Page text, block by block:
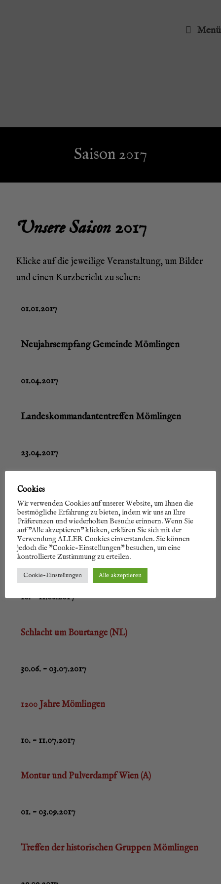
Menü
Sai­son 2017
Unse­re Sai­son 2017
Kli­cke auf die jewei­li­ge Ver­an­stal­tung, um Bil­der
und einen Kurz­be­richt zu sehen:
01.01.2017
Neu­jahrs­emp­fang Gemein­de Mömlingen
01.04.2017
Lan­des­kom­man­dan­ten­tref­fen Mömlingen
23.04.2017
St. Georgs­tag Bad Mergentheim
20. – 21.05.2017
Drill­wo­chen­en­de Mömlingen
10. – 11.06.2017
Schlacht um Bour­tan­ge (NL)
30.06. – 03.07.2017
1200 Jah­re Mömlingen
10. – 11.07.2017
Mon­tur und Pul­ver­dampf Wien (A)
01. – 03.09.2017
Tref­fen der his­to­ri­schen Grup­pen Mömlingen
Cookies
Wir verwenden Cookies auf unserer Website, um Ihnen die
bestmögliche Erfahrung zu bieten, indem wir uns an Ihre
Präferenzen und wiederholten Besuche erinnern. Wenn Sie
auf "Alle akzeptieren" klicken, erklären Sie sich mit der
Verwendung ALLER Cookies einverstanden. Sie können
jedoch die "Cookie-Einstellungen" besuchen, um eine
kontrollierte Zustimmung zu erteilen.
Cookie-Einstellungen Alle akzeptieren